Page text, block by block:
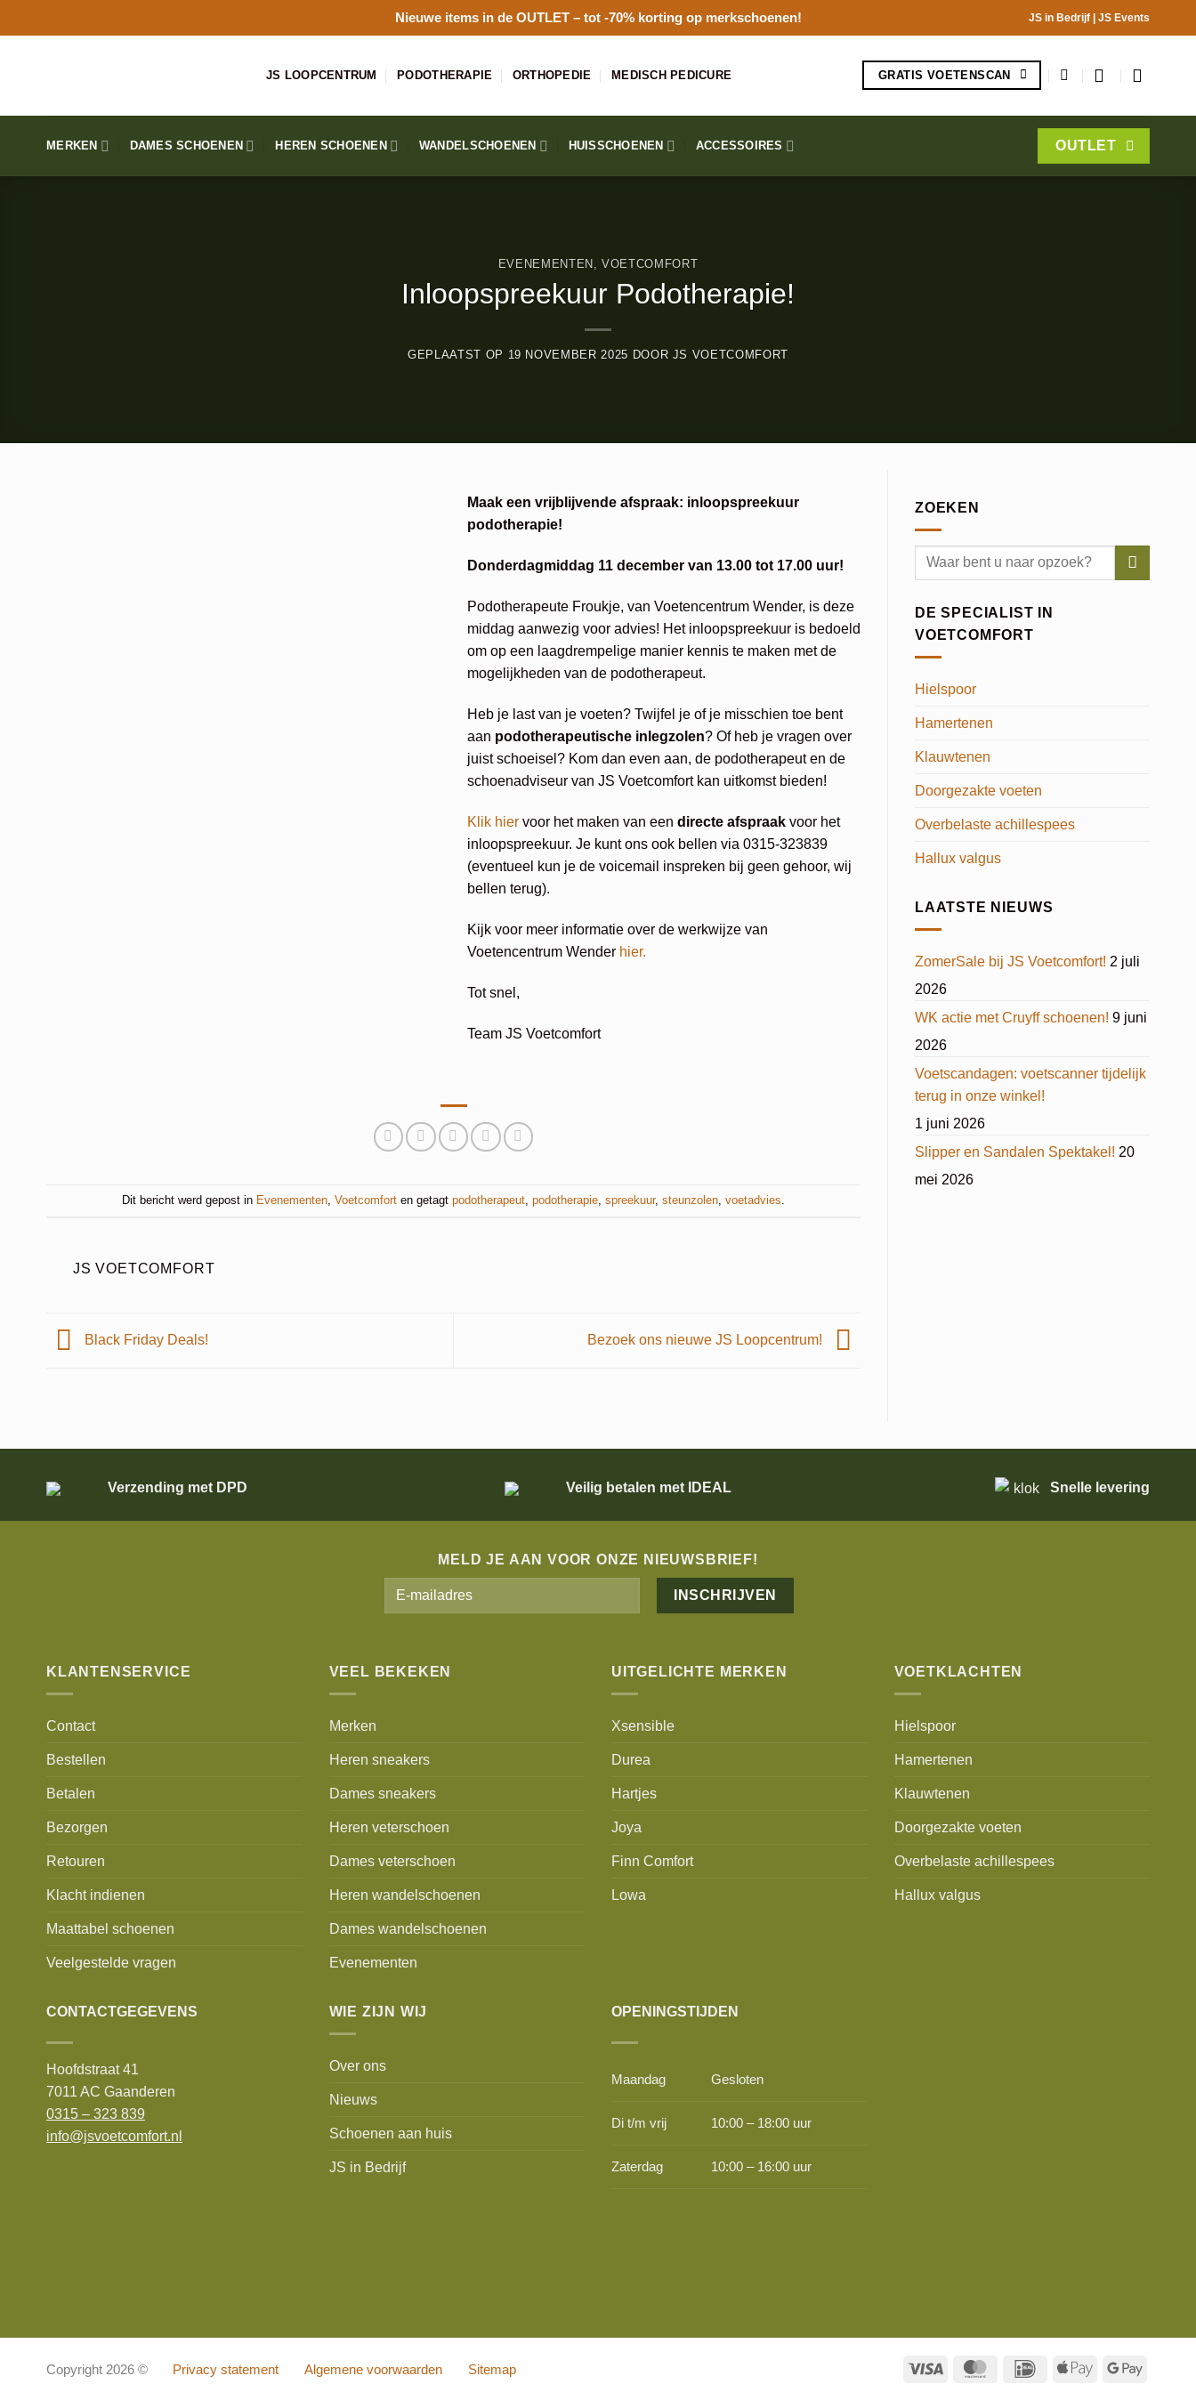
naar
Nieuwe items in de OUTLET– tot -70% korting op merkschoenen! JS in Bedrijf | JS Events
JS LOOPCENTRUM PODOTHERAPIE ORTHOPEDIE MEDISCH PEDICURE GRATIS VOETENSCAN
MERKEN DAMES SCHOENEN HEREN SCHOENEN WANDELSCHOENEN HUISSCHOENEN ACCESSOIRES OUTLET
EVENEMENTEN ,VOETCOMFORT
Inloopspreekuur Podotherapie!
GEPLAATST OP 19 NOVEMBER 2025 DOOR JS VOETCOMFORT
Maak een vrijblijvende afspraak: inloopspreekuur
podotherapie!
Donderdagmiddag 11 december van 13.00 tot 17.00 uur!
Podotherapeute Froukje, van Voetencentrum Wender, is deze
middag aanwezig voor advies! Het inloopspreekuur is bedoeld
om op een laagdrempelige manier kennis te maken met de
mogelijkheden van de podotherapeut.
Heb je last van je voeten? Twijfel je of je misschien toe bent
aan podotherapeutische inlegzolen? Of heb je vragen over
juist schoeisel? Kom dan even aan, de podotherapeut en de
schoenadviseur van JS Voetcomfort kan uitkomst bieden!
Klik hiervoor het maken van een directe afspraakvoor het
inloopspreekuur. Je kunt ons ook bellen via 0315-323839
(eventueel kun je de voicemail inspreken bij geen gehoor, wij
bellen terug).
Kijk voor meer informatie over de werkwijze van
Voetencentrum Wender hier.
Tot snel,
Team JS Voetcomfort
Dit bericht werd gepost in Evenementen Voetcomfort en getagt podotherapeut podotherapie spreekuur, steunzolen voetadvies
JS VOETCOMFORT
Black Friday Deals! Bezoek ons nieuwe JS Loopcentrum!
ZOEKEN
DE SPECIALIST IN
VOETCOMFORT
Hielspoor
Hamertenen
Klauwtenen
Doorgezakte voeten
Overbelaste achillespees
Hallux valgus
LAATSTE NIEUWS
ZomerSale bij JS Voetcomfort! 2 juli
2026
WK actie met Cruyff schoenen! 9 juni
2026
Voetscandagen: voetscanner tijdelijk
terug in onze winkel!
1 juni 2026
Slipper en Sandalen Spektakel! 20
mei 2026
Verzending met DPD Veilig betalen met IDEAL Snelle levering
MELD JE AAN VOOR ONZE NIEUWSBRIEF!
KLANTENSERVICE
Contact
Bestellen
Betalen
Bezorgen
Retouren
Klacht indienen
Maattabel schoenen
Veelgestelde vragen
VEEL BEKEKEN
Merken
Heren sneakers
Dames sneakers
Heren veterschoen
Dames veterschoen
Heren wandelschoenen
Dames wandelschoenen
Evenementen
UITGELICHTE MERKEN
Xsensible
Durea
Hartjes
Joya
Finn Comfort
Lowa
VOETKLACHTEN
Hielspoor
Hamertenen
Klauwtenen
Doorgezakte voeten
Overbelaste achillespees
Hallux valgus
CONTACTGEGEVENS
Hoofdstraat 41
7011 AC Gaanderen
0315 – 323 839
info@jsvoetcomfort.nl
WIE ZIJN WIJ
Over ons
Nieuws
Schoenen aan huis
JS in Bedrijf
OPENINGSTIJDEN
Maandag Gesloten
Di t/m vrij 10:00 – 18:00 uur
Zaterdag 10:00 – 16:00 uur
Visa MasterCard
IDeal
Apple
Google
Copyright 2026 © Privacy statement Algemene voorwaarden Sitemap